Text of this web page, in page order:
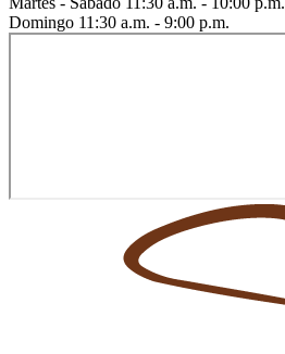
Domingo 11:30 a.m. - 9:00 p.m.